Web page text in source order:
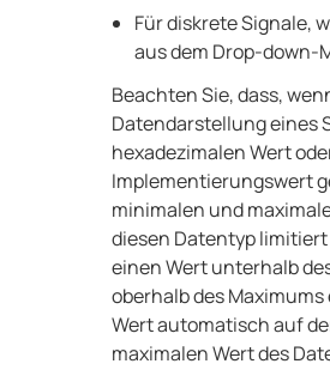
Für diskrete Signale,
aus dem Drop-down-
Beachten Sie, dass,
Datendarstellung eines
hexadezimalen Wert
Implementierungswert
minimalen und
diesen Datentyp limitiert
einen Wert unterhalb
oberhalb des
Wert automatisch auf
maximalen Wert des